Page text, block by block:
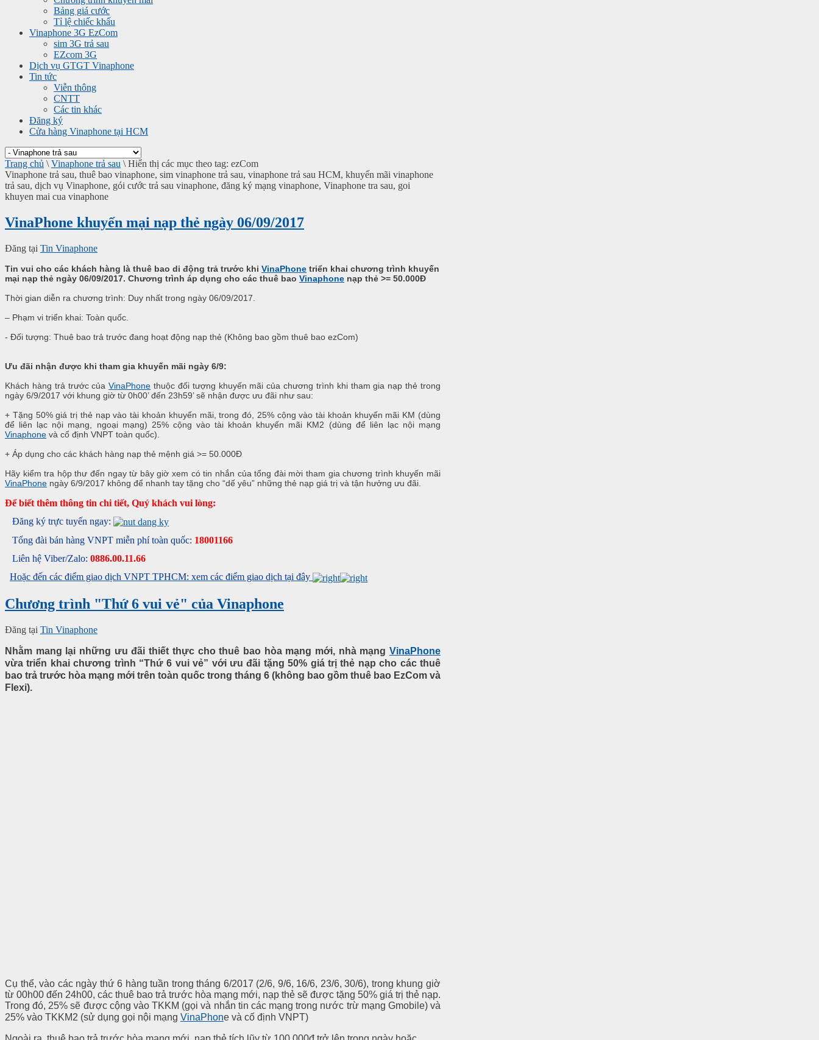
Bảng giá cước
Tỉ lệ chiếc khấu
Vinaphone 3G EzCom
sim 3G trả sau
EZcom 3G
Dịch vụ GTGT Vinaphone
Tin tức
Viễn thông
CNTT
Các tin khác
Đăng ký
Cửa hàng Vinaphone tại HCM
Trang chủ \ Vinaphone trả sau \ Hiển thị các mục theo tag: ezCom
Vinaphone trả sau, thuê bao vinaphone, sim vinaphone trả sau, vinaphone trả sau HCM, khuyến mãi vinaphone
trả sau, dịch vụ Vinaphone, gói cước trả sau vinaphone, đăng ký mạng vinaphone, Vinaphone tra sau, goi
khuyen mai cua vinaphone
VinaPhone khuyến mại nạp thẻ ngày 06/09/2017
Đăng tại Tin Vinaphone
Tin vui cho các khách hàng là thuê bao di động trả trước khi VinaPhone triển khai chương trình khuyến
mại nạp thẻ ngày 06/09/2017. Chương trình áp dụng cho các thuê bao Vinaphone nạp thẻ >= 50.000Đ
Thời gian diễn ra chương trình: Duy nhất trong ngày 06/09/2017.
– Phạm vi triển khai: Toàn quốc.
- Đối tượng: Thuê bao trả trước đang hoạt động nạp thẻ (Không bao gồm thuê bao ezCom)
Ưu đãi nhận được khi tham gia khuyến mãi ngày 6/9:
Khách hàng trả trước củaVinaPhone thuộc đối tượng khuyến mãi của chương trình khi tham gia nạp thẻ trong
ngày 6/9/2017 với khung giờ từ 0h00’ đến 23h59’ sẽ nhận được ưu đãi như sau:
+ Tặng 50% giá trị thẻ nạp vào tài khoản khuyến mãi, trong đó, 25% cộng vào tài khoản khuyến mãi KM (dùng
để liên lạc nội mạng, ngoại mạng) 25% cộng vào tài khoản khuyến mãi KM2 (dùng để liên lạc nội mạng
Vinaphone và cố định VNPT toàn quốc).
+ Áp dụng cho các khách hàng nạp thẻ mệnh giá >= 50.000Đ
Hãy kiểm tra hộp thư đến ngay từ bây giờ xem có tin nhắn của tổng đài mời tham gia chương trình khuyến mãi
VinaPhone ngày 6/9/2017 không để nhanh tay tặng cho “dế yêu” những thẻ nạp giá trị và tận hưởng ưu đãi.
Để biết thêm thông tin chi tiết, Quý khách vui lòng:
Đăng ký trực tuyến ngay:
Tổng đài bán hàng VNPT miễn phí toàn quốc: 18001166
Liên hệ Viber/Zalo: 0886.00.11.66
Hoặc đến các điểm giao dịch VNPT TPHCM: xem các điểm giao dịch tại đây
Chương trình "Thứ 6 vui vẻ" của Vinaphone
Đăng tại Tin Vinaphone
Nhằm mang lại những ưu đãi thiết thực cho thuê bao hòa mạng mới, nhà mạng VinaPhone
vừa triển khai chương trình “Thứ 6 vui vẻ” với ưu đãi tặng 50% giá trị thẻ nạp cho các thuê
bao trả trước hòa mạng mới trên toàn quốc trong tháng 6 (không bao gồm thuê bao EzCom và
Flexi).
Cụ thể, vào các ngày thứ 6 hàng tuần trong tháng 6/2017 (2/6, 9/6, 16/6, 23/6, 30/6), trong khung giờ
từ 00h00 đến 24h00, các thuê bao trả trước hòa mạng mới, nạp thẻ sẽ được tặng 50% giá trị thẻ nạp.
Trong đó, 25% sẽ được cộng vào TKKM (gọi và nhắn tin các mạng trong nước trừ mạng Gmobile) và
25% vào TKKM2 (sử dụng gọi nội mạng VinaPhone và cố định VNPT)